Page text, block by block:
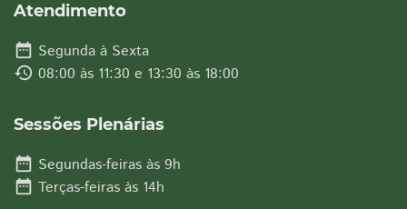
Atendimento
date_range Segunda à Sexta
history 08:00 às 11:30 e 13:30 às 18:00
Sessões Plenárias
date_range Segundas-feiras às 9h
date_range Terças-feiras às 14h